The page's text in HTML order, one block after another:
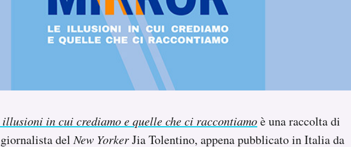
in cui crediamo e quelle che ci raccontiamoè una raccolta di
delNew YorkerJia Tolentino, appena pubblicato in Italia da